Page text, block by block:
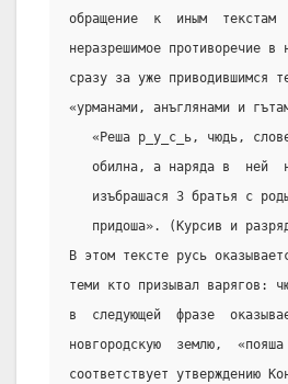
обращение  к  иным
неразрешимое противоречие
сразу за уже
«урманами, анъглянами и
«Реша р_у_с_ь, чюдь,
обилна, а наряда в  ней
изъбрашася 3 братья с
придоша». (Курсив и
В этом тексте русь
теми кто призывал варягов:
в  следующей  фразе
новгородскую  землю,
соответствует утверждению